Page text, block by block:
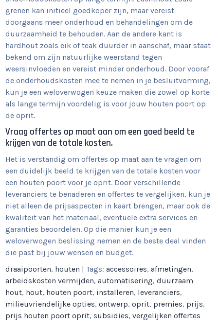
grenen kan initieel goedkoper zijn, maar vereist
doorgaans meer onderhoud en behandelingen om de
duurzaamheid te behouden. Aan de andere kant is
hardhout zoals eik of teak duurder in aanschaf, maar staat
bekend om zijn natuurlijke weerstand tegen
weersinvloeden en vereist minder onderhoud. Door vooraf
de onderhoudskosten mee te nemen in je besluitvorming,
kun je een weloverwogen keuze maken die zowel op korte
als lange termijn voordelig is voor jouw houten poort op
de oprit.
Vraag offertes op maat aan om een goed beeld te
krijgen van de totale kosten.
Het is verstandig om offertes op maat aan te vragen om
een duidelijk beeld te krijgen van de totale kosten voor
een houten poort voor je oprit. Door verschillende
leveranciers te benaderen en offertes te vergelijken, kun je
niet alleen de prijsaspecten in kaart brengen, maar ook de
kwaliteit van het materiaal, eventuele extra services en
garanties beoordelen. Op die manier kun je een
weloverwogen beslissing nemen en de beste deal vinden
die past bij jouw wensen en budget.
draaipoorten, houten | Tags:accessoires,afmetingen,
arbeidskosten vermijden,automatisering,duurzaam
hout, hout, houten poort, installeren, leveranciers,
milieuvriendelijke opties,ontwerp,oprit, premies, prijs,
prijs houten poort oprit,subsidies,vergelijken offertes